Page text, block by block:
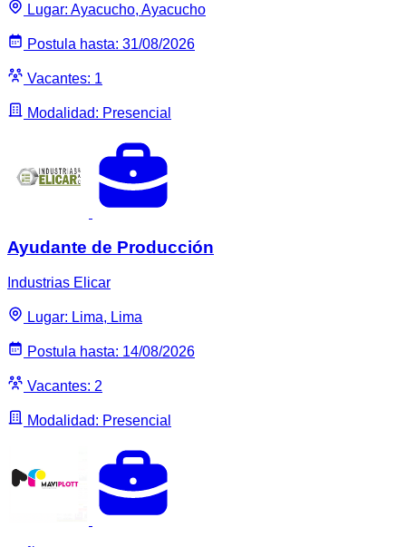
Lugar: Ayacucho, Ayacucho
Postula hasta: 31/08/2026
Vacantes: 1
Modalidad: Presencial
Ayudante de Producción
Industrias Elicar
Lugar: Lima, Lima
Postula hasta: 14/08/2026
Vacantes: 2
Modalidad: Presencial